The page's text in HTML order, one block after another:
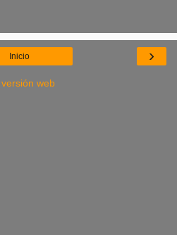
›
Inicio
web